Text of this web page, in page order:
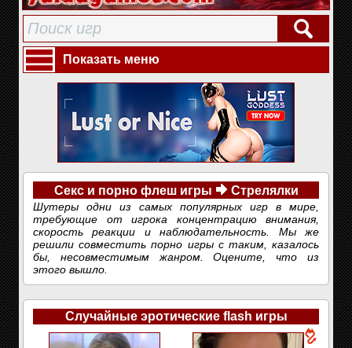
Показать меню
Секс и порно флеш игры Стрелялки
Шутеры одни из самых популярных игр в мире,
требующие от игрока концентрацию внимания,
скорость реакции и наблюдательность. Мы же
решили совместить порно игры с таким, казалось
бы, несовместимым жанром. Оцените, что из
этого вышло.
Случайные эротические flash игры